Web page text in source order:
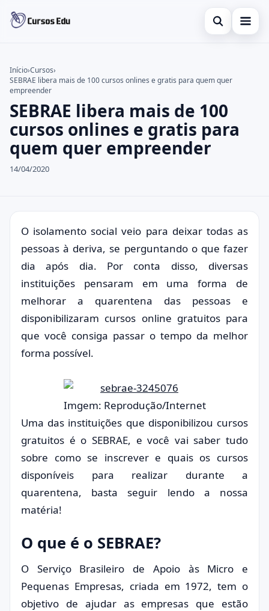
Abrir busca
Inglês
Idiomas
espanhol
Buscar no site
Buscar por:
Pressione Enter para buscar ou ESC para fechar.
Início›Cursos›
SEBRAE libera mais de 100 cursos onlines e gratis para quem quer
empreender
SEBRAE libera mais de 100
cursos onlines e gratis para
quem quer empreender
14/04/2020
O isolamento social veio para deixar todas as
pessoas à deriva, se perguntando o que fazer
dia após dia. Por conta disso, diversas
instituições pensaram em uma forma de
melhorar a quarentena das pessoas e
disponibilizaram cursos online gratuitos para
que você consiga passar o tempo da melhor
forma possível.
Imgem: Reprodução/Internet
Uma das instituições que disponibilizou cursos
gratuitos é o SEBRAE, e você vai saber tudo
sobre como se inscrever e quais os cursos
disponíveis para realizar durante a
quarentena, basta seguir lendo a nossa
matéria!
O que é o SEBRAE?
O Serviço Brasileiro de Apoio às Micro e
Pequenas Empresas, criada em 1972, tem o
objetivo de ajudar as empresas que estão